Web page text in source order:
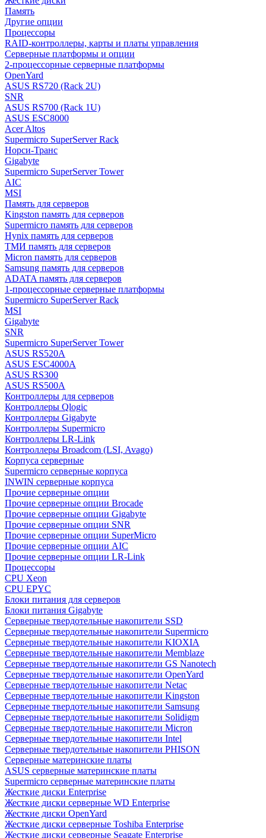
Память
Другие опции
Процессоры
RAID-контроллеры, карты и платы управления
Серверные платформы и опции
2-процессорные серверные платформы
OpenYard
ASUS RS720 (Rack 2U)
SNR
ASUS RS700 (Rack 1U)
ASUS ESC8000
Acer Altos
Supermicro SuperServer Rack
Норси-Транс
Gigabyte
Supermicro SuperServer Tower
AIC
MSI
Память для серверов
Kingston память для серверов
Supermicro память для серверов
Hynix память для серверов
ТМИ память для серверов
Micron память для серверов
Samsung память для серверов
ADATA память для серверов
1-процессорные серверные платформы
Supermicro SuperServer Rack
MSI
Gigabyte
SNR
Supermicro SuperServer Tower
ASUS RS520A
ASUS ESC4000A
ASUS RS300
ASUS RS500A
Контроллеры для серверов
Контроллеры Qlogic
Контроллеры Gigabyte
Контроллеры Supermicro
Контроллеры LR-Link
Контроллеры Broadcom (LSI, Avago)
Корпуса серверные
Supermicro серверные корпуса
INWIN серверные корпуса
Прочие серверные опции
Прочие серверные опции Brocade
Прочие серверные опции Gigabyte
Прочие серверные опции SNR
Прочие серверные опции SuperMicro
Прочие серверные опции AIC
Прочие серверные опции LR-Link
Процессоры
CPU Xeon
CPU EPYC
Блоки питания для серверов
Блоки питания Gigabyte
Серверные твердотельные накопители SSD
Cерверные твердотельные накопители Supermicro
Cерверные твердотельные накопители KIOXIA
Cерверные твердотельные накопители Memblaze
Cерверные твердотельные накопители GS Nanotech
Серверные твердотельные накопители OpenYard
Серверные твердотельные накопители Netac
Cерверные твердотельные накопители Kingston
Cерверные твердотельные накопители Samsung
Cерверные твердотельные накопители Solidigm
Cерверные твердотельные накопители Micron
Cерверные твердотельные накопители Intel
Cерверные твердотельные накопители PHISON
Серверные материнские платы
ASUS серверные материнские платы
Supermicro серверные материнские платы
Жесткие диски Enterprise
Жесткие диски серверные WD Enterprise
Жесткие диски OpenYard
Жесткие диски серверные Toshiba Enterprise
Жесткие диски серверные Seagate Enterprise